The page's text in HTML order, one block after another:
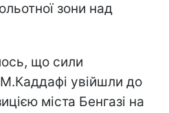
зони над
що сили
М.Каддафі увійшли до
міста Бенгазі на